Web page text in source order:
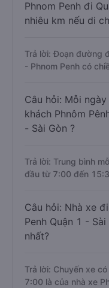
Phnom Penh đi
nhiêu km nếu di
Trả lời: Đoạn đường
- Phnom Penh có
Câu hỏi: Mỗi
khách Phnôm
- Sài Gòn ?
Trả lời: Trung bình
đầu từ 7:00 đến
Câu hỏi: Nhà xe
Penh Quận 1 -
nhất?
Trả lời: Chuyến xe
7:00 là của nhà xe